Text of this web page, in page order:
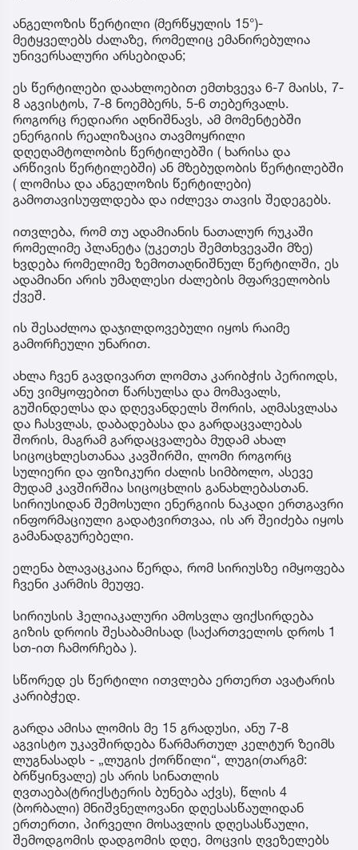
ანგელოზის წერტილი (მერწყულის 15°)-
მეტყველებს ძალაზე, რომელიც ემანირებულია
უნივერსალური არსებიდან;
ეს წერტილები დაახლოებით ემთხვევა 6-7 მაისს, 7-
8 აგვისტოს, 7-8 ნოემბერს, 5-6 თებერვალს.
როგორც რედიარი აღნიშნავს, ამ მომენტებში
ენერგიის რეალიზაცია თავმოყრილი
დღეღამტოლობის წერტილებში ( ხარისა და
არწივის წერტილებში) ან მზებუდობის წერტილებში
( ლომისა და ანგელოზის წერტილები)
გამოთავისუფლდება და იძლევა თავის შედეგებს.
ითვლება, რომ თუ ადამიანის ნათალურ რუკაში
რომელიმე პლანეტა (უკეთეს შემთხვევაში მზე)
ხვდება რომელიმე ზემოთაღნიშნულ წერტილში, ეს
ადამიანი არის უმაღლესი ძალების მფარველობის
ქვეშ.
ის შესაძლოა დაჯილდოვებული იყოს რაიმე
გამორჩეული უნარით.
ახლა ჩვენ გავდივართ ლომთა კარიბჭის პერიოდს,
ანუ ვიმყოფებით წარსულსა და მომავალს,
გუშინდელსა და დღევანდელს შორის, აღმასვლასა
და ჩასვლას, დაბადებასა და გარდაცვალებას
შორის, მაგრამ გარდაცვალება მუდამ ახალ
სიცოცხლესთანაა კავშირში, ლომი როგორც
სულიერი და ფიზიკური ძალის სიმბოლო, ასევე
მუდამ კავშირშია სიცოცხლის განახლებასთან.
სირიუსიდან შემოსული ენერგიის ნაკადი ერთგავრი
ინფორმაციული გადატვირთვაა, ის არ შეიძება იყოს
გამანადგურებელი.
ელენა ბლავაცკაია წერდა, რომ სირიუსზე იმყოფება
ჩვენი კარმის მეუფე.
სირიუსის ჰელიაკალური ამოსვლა ფიქსირდება
გიზის დროის შესაბამისად (საქართველოს დროს 1
სთ-ით ჩამორჩება ).
სწორედ ეს წერტილი ითვლება ერთერთ ავატარის
კარიბჭედ.
გარდა ამისა ლომის მე 15 გრადუსი, ანუ 7-8
აგვისტო უკავშირდება წარმართულ კელტურ ზეიმს
ლუგნასადს - „ლუგის ქორწილი“, ლუგი(თარგმ:
ბრწყინვალე) ეს არის სინათლის
ღვთაება(ტრიქსტერის ბუნება აქვს), წლის 4
(ბორბალი) მნიშვნელოვანი დღესასწაულიდან
ერთერთი, პირველი მოსავლის დღესასწაული,
შემოდგომის დადგომის დღე, მოცვის ღვეზელებს